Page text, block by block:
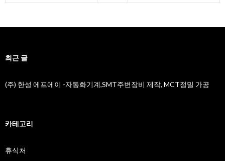
최근 글
(주) 한성 에프에이 -자동화기계,SMT주변장비 제작, MCT정밀 가공
카테고리
휴식처